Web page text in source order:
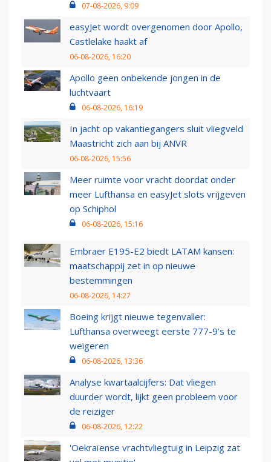
07-08-2026, 9:09
easyJet wordt overgenomen door Apollo,
Castlelake haakt af
06-08-2026, 16:20
Apollo geen onbekende jongen in de
luchtvaart
06-08-2026, 16:19
In jacht op vakantiegangers sluit vliegveld
Maastricht zich aan bij ANVR
06-08-2026, 15:56
Meer ruimte voor vracht doordat onder
meer Lufthansa en easyJet slots vrijgeven
op Schiphol
06-08-2026, 15:16
Embraer E195-E2 biedt LATAM kansen:
maatschappij zet in op nieuwe
bestemmingen
06-08-2026, 14:27
Boeing krijgt nieuwe tegenvaller:
Lufthansa overweegt eerste 777-9’s te
weigeren
06-08-2026, 13:36
Analyse kwartaalcijfers: Dat vliegen
duurder wordt, lijkt geen probleem voor
de reiziger
06-08-2026, 12:22
'Oekraïense vrachtvliegtuig in Leipzig zat